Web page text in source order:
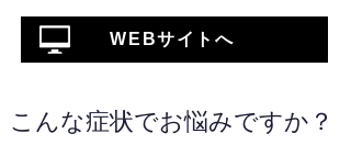
WEBサイトへ
こんな症状でお悩みですか？